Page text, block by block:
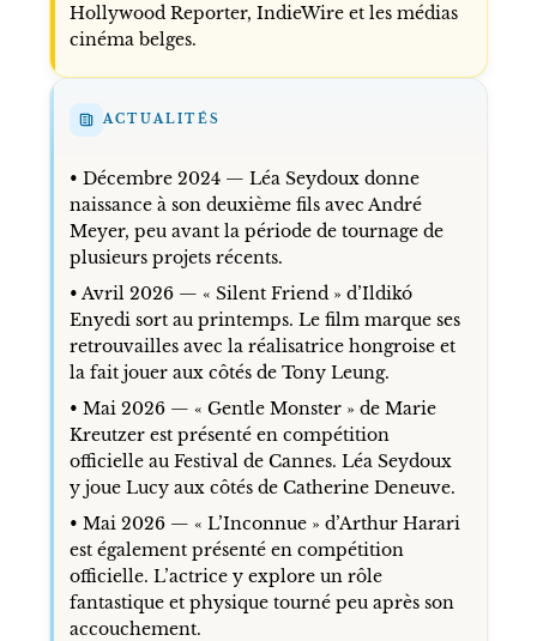
Hollywood Reporter, IndieWire et les médias
cinéma belges.
ACTUALITÉS
• Décembre 2024 — Léa Seydoux donne
naissance à son deuxième fils avec André
Meyer, peu avant la période de tournage de
plusieurs projets récents.
• Avril 2026 — « Silent Friend » d’Ildikó
Enyedi sort au printemps. Le film marque ses
retrouvailles avec la réalisatrice hongroise et
la fait jouer aux côtés de Tony Leung.
• Mai 2026 — « Gentle Monster » de Marie
Kreutzer est présenté en compétition
officielle au Festival de Cannes. Léa Seydoux
y joue Lucy aux côtés de Catherine Deneuve.
• Mai 2026 — « L’Inconnue » d’Arthur Harari
est également présenté en compétition
officielle. L’actrice y explore un rôle
fantastique et physique tourné peu après son
accouchement.